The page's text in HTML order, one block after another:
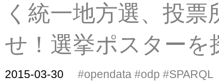
く統一地方選、投票
せ！選挙ポスターを
2015-03-30 #opendata #odp #SPARQL